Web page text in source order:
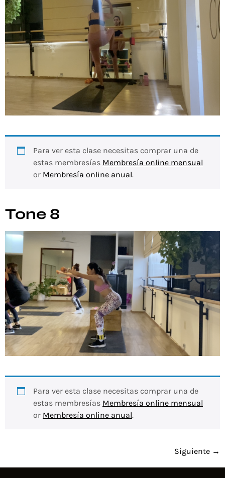
Para ver esta clase necesitas comprar una de
estas membresías Membresía online mensual
or Membresía online anual.
Tone 8
Para ver esta clase necesitas comprar una de
estas membresías Membresía online mensual
or Membresía online anual.
Siguiente →